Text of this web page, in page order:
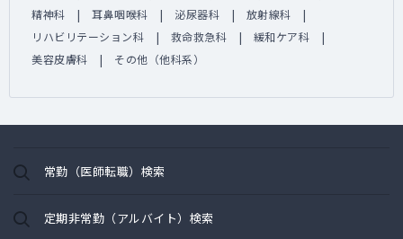
精神科
耳鼻咽喉科 泌尿器科
放射線科
リハビリテーション科
救命救急科
緩和ケア科
美容皮膚科
その他（他科系）
常勤（医師転職）検索
定期非常勤（アルバイト）検索